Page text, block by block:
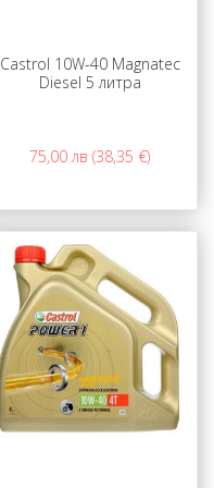
Castrol 10W-40 Magnatec
Diesel 5 литра
75,00 лв (38,35 €)